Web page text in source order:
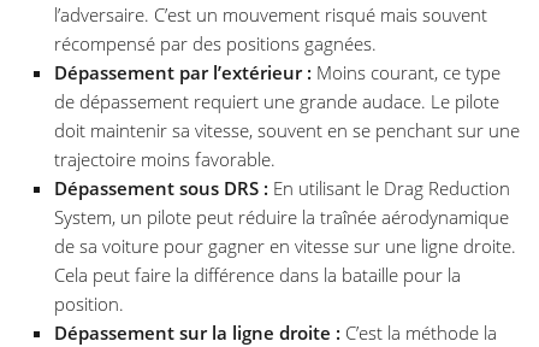
l’adversaire. C’est un mouvement risqué mais souvent
récompensé par des positions gagnées.
Dépassement par l’extérieur : Moins courant, ce type
de dépassement requiert une grande audace. Le pilote
doit maintenir sa vitesse, souvent en se penchant sur une
trajectoire moins favorable.
Dépassement sous DRS : En utilisant le Drag Reduction
System, un pilote peut réduire la traînée aérodynamique
de sa voiture pour gagner en vitesse sur une ligne droite.
Cela peut faire la différence dans la bataille pour la
position.
Dépassement sur la ligne droite : C’est la méthode la